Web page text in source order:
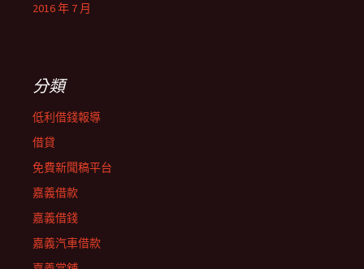
2016 年 7 月
分類
低利借錢報導
借貸
免費新聞稿平台
嘉義借款
嘉義借錢
嘉義汽車借款